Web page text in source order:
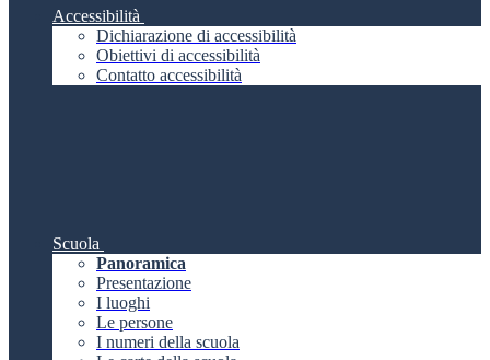
Accessibilità
Dichiarazione di accessibilità
Obiettivi di accessibilità
Contatto accessibilità
Scuola
Panoramica
Presentazione
I luoghi
Le persone
I numeri della scuola